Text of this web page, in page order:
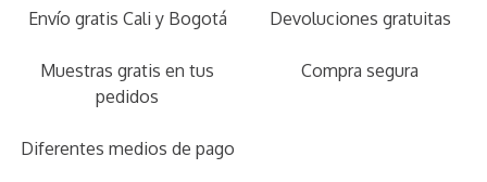
Envío gratis Cali y Bogotá Devoluciones gratuitas
Muestras gratis en tus
pedidos
Compra segura
Diferentes medios de pago